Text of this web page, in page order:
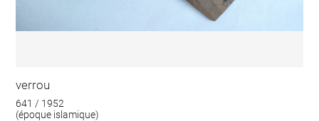
verrou
641 / 1952
(époque islamique)